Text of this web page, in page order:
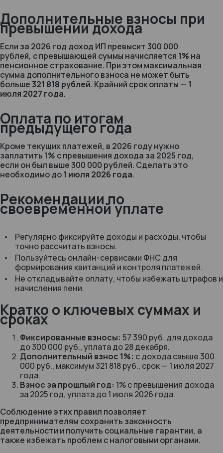
Дополнительные взносы при
превышении дохода
Если за 2026 год доход ИП превысит 300 000
рублей, с превышающей суммы начисляется 1% на
пенсионное страхование. При этом максимальная
сумма дополнительного взноса не может быть
больше321 818 рублей. Крайний срок оплаты — 1
июля 2027 года.
Оплата по итогам
предыдущего года
Кроме текущих платежей, в 2026 году нужно
заплатить 1% с превышения дохода за 2025 год,
если он был выше 300 000 рублей. Сделать это
необходимо до1 июля 2026 года.
Рекомендации по
своевременной уплате
Регулярно фиксируйте доходы и расходы, чтобы
точно рассчитать взносы.
Пользуйтесь онлайн-сервисами ФНС для
формирования квитанций и контроля платежей.
Не откладывайте оплату, чтобы избежать штрафов и
начисления пени.
Кратко о ключевых суммах и
сроках
Фиксированные взносы: 57 390 руб. для дохода
до 300 000 руб., уплата до 28 декабря.
Дополнительный взнос 1%: с дохода свыше 300
000 руб., максимум 321 818 руб., срок — 1 июля 2027
года.
Взнос за прошлый год: 1% с превышения дохода
за 2025 год, уплата до 1 июля 2026 года.
Соблюдение этих правил позволяет
предпринимателям сохранить законность
деятельности и получить социальные гарантии, а
также избежать проблем с налоговыми органами.